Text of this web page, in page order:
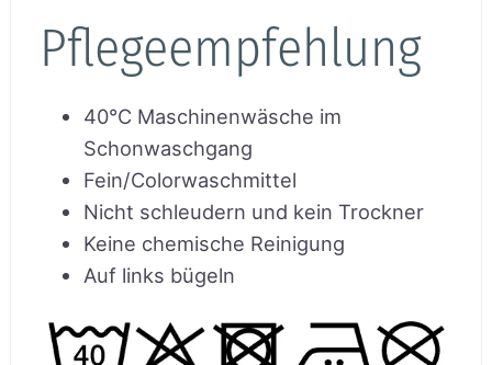
Pflegeempfehlung
40°C Maschinenwäsche im
Schonwaschgang
Fein/Colorwaschmittel
Nicht schleudern und kein Trockner
Keine chemische Reinigung
Auf links bügeln